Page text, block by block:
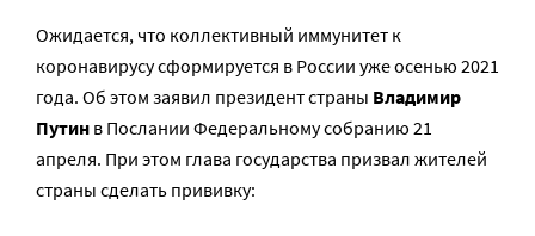
Ожидается, что коллективный иммунитет к
коронавирусу сформируется в России уже осенью 2021
года. Об этом заявил президент страны Владимир
Путин в Послании Федеральному собранию 21
апреля. При этом глава государства призвал жителей
страны сделать прививку: